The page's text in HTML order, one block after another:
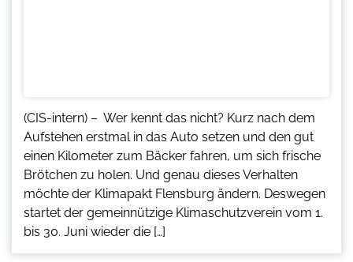
(CIS-intern) – Wer kennt das nicht? Kurz nach dem
Aufstehen erstmal in das Auto setzen und den gut
einen Kilometer zum Bäcker fahren, um sich frische
Brötchen zu holen. Und genau dieses Verhalten
möchte der Klimapakt Flensburg ändern. Deswegen
startet der gemeinnützige Klimaschutzverein vom 1.
bis 30. Juni wieder die […]